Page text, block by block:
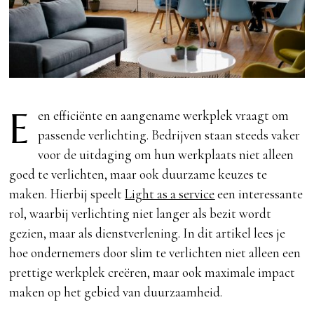
E
en efficiënte en aangename werkplek vraagt om
passende verlichting. Bedrijven staan steeds vaker
voor de uitdaging om hun werkplaats niet alleen
goed te verlichten, maar ook duurzame keuzes te
maken. Hierbij speeltLight as a serviceeen interessante
rol, waarbij verlichting niet langer als bezit wordt
gezien, maar als dienstverlening. In dit artikel lees je
hoe ondernemers door slim te verlichten niet alleen een
prettige werkplek creëren, maar ook maximale impact
maken op het gebied van duurzaamheid.